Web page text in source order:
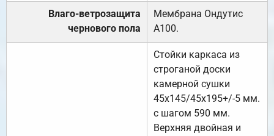
Влаго-ветрозащита
чернового пола
Мембрана Ондутис
А100.
Стойки каркаса из
строганой доски
камерной сушки
45х145/45х195+/-5 мм.
с шагом 590 мм.
Верхняя двойная и